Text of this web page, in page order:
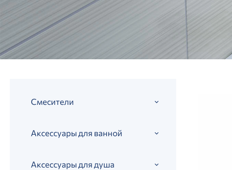
Смесители
Аксессуары для ванной
Аксессуары для душа